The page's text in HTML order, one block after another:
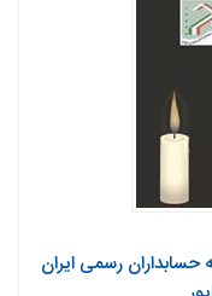
رسمی ایران